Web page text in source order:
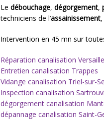
Le débouchage, dégorgement,
techniciens de l’assainissement
Intervention en 45 mn sur
Réparation canalisation
Entretien canalisation Trappes
Vidange canalisation Triel-sur-
Inspection canalisation
dégorgement canalisation
dépannage canalisation Saint-